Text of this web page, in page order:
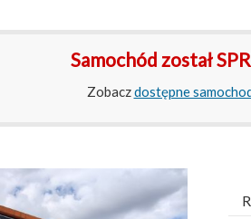
Samochód został
Zobaczdostępne